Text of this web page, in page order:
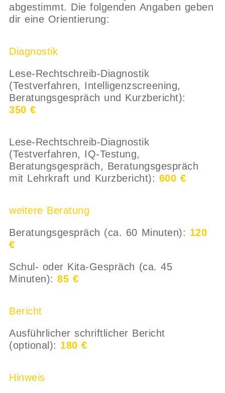
abgestimmt. Die folgenden Angaben geben
dir eine Orientierung:
Diagnostik
Lese-Rechtschreib-Diagnostik
(Testverfahren, Intelligenzscreening,
Beratungsgespräch und Kurzbericht):
350 €
Lese-Rechtschreib-Diagnostik
(Testverfahren, IQ-Testung,
Beratungsgespräch, Beratungsgespräch
mit Lehrkraft und Kurzbericht): 600 €
weitere Beratung
Beratungsgespräch (ca. 60 Minuten): 120
€
Schul- oder Kita-Gespräch (ca. 45
Minuten):85 €
Bericht
Ausführlicher schriftlicher Bericht
(optional): 180 €
Hinweis